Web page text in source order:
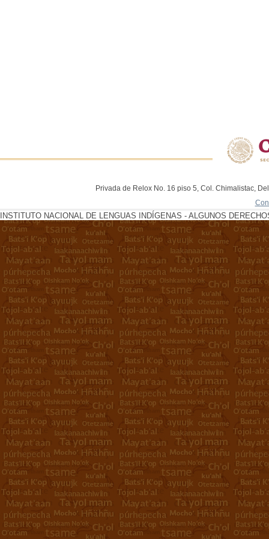
Privada de Relox No. 16 piso 5, Col. Chimalistac,
INSTITUTO NACIONAL DE LENGUAS INDÍGENAS - ALGUNOS